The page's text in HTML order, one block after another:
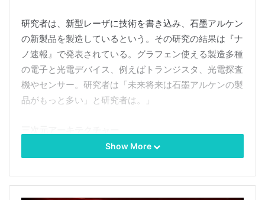
研究者は、新型レーザに技術を書き込み、石墨アルケン
の新製品を製造しているという。その研究の結果は『ナ
ノ速報』で発表されている。グラフェン使える製造多種
の電子と光電デバイス、例えばトランジスタ、光電探査
機やセンサー。研究者は「未来将来は石墨アルケンの製
品がもっと多い」と研究者は。」
石墨アルケンの新型三次元構造は安定し、2次元構造と
は異なる電気と光学的な特性を持つ。研究者として「光
Show More